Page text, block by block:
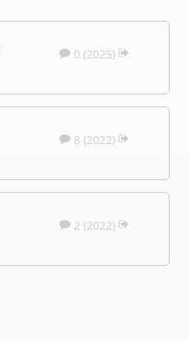
0 (2025)
8 (2022)
2 (2022)